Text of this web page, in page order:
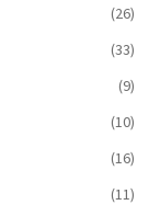
(26)
(33)
(9)
(10)
(16)
(11)